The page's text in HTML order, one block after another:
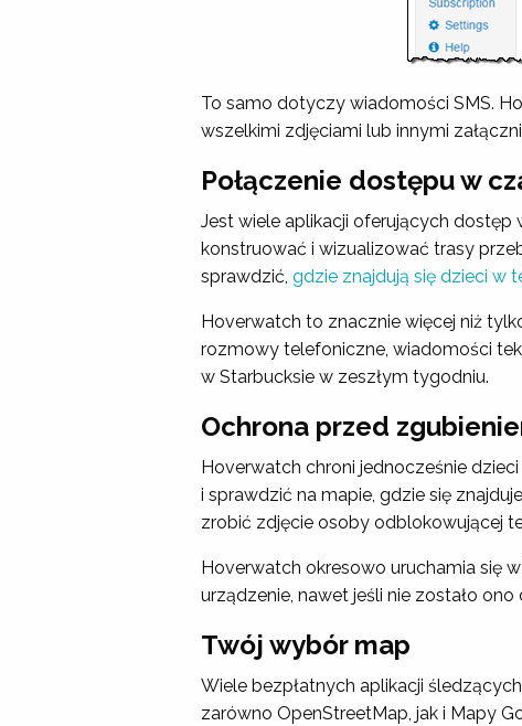
To samo dotyczy wiadomości SMS.
wszelkimi zdjęciami lub innymi
Połączenie dostępu w
Jest wiele aplikacji oferujących
konstruować i wizualizować trasy
sprawdzić, gdzie znajdują się dzieci w
Hoverwatch to znacznie więcej niż
rozmowy telefoniczne, wiadomości
w Starbucksie w zeszłym tygodniu.
Ochrona przed
Hoverwatch chroni jednocześnie
i sprawdzić na mapie, gdzie się
zrobić zdjęcie osoby odblokowującej
Hoverwatch okresowo uruchamia się
urządzenie, nawet jeśli nie zostało ono
Twój wybór map
Wiele bezpłatnych aplikacji
zarówno OpenStreetMap, jak i Mapy